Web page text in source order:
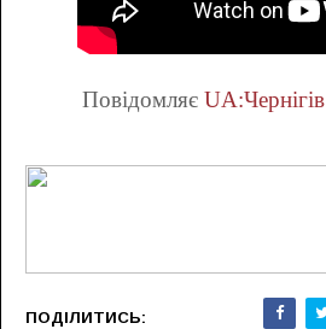
ПовідомляєUA:Чернігів
ПОДІЛИТИСЬ: